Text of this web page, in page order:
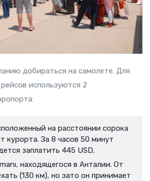
добираться на самолете. Для
используются 2
на расстоянии сорока
курорта. За 8 часов 50 минут
заплатить 445 USD.
находящегося в Анталии. От
(130 км), но зато он принимает